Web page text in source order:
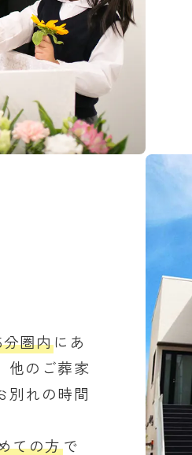
圏内にあ
他のご葬家
別れの時間
ての方で